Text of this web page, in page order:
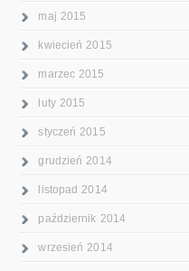
maj 2015
kwiecień 2015
marzec 2015
luty 2015
styczeń 2015
grudzień 2014
listopad 2014
październik 2014
wrzesień 2014